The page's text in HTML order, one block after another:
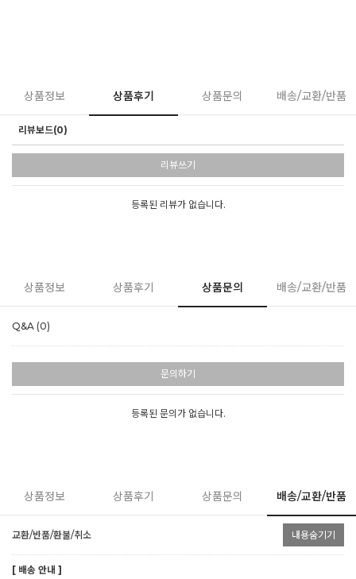
상품정보 상품후기 상품문의 배송/교환/반품
리뷰보드(0)
리뷰쓰기
등록된 리뷰가 없습니다.
상품정보 상품후기 상품문의 배송/교환/반품
Q&A (0)
문의하기
등록된 문의가 없습니다.
상품정보 상품후기 상품문의 배송/교환/반품
교환/반품/환불/취소 내용숨기기
[ 배송 안내 ]